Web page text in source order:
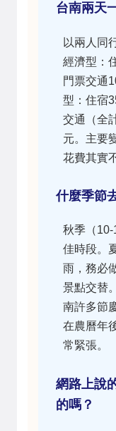
台南兩天
以兩人同
經濟型：
門票交通
型：住宿
交通（全
元。主要
花費其實
什麼季節
秋季（
佳時段。
雨，務必
景點交替
南許多節
在農曆年
常緊張。
網路上說
的嗎？